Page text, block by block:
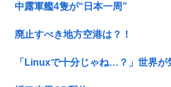
中露軍艦4隻が“日本一周”
廃止すべき地方空港は？！
「Linuxで十分じゃね…？」世界が